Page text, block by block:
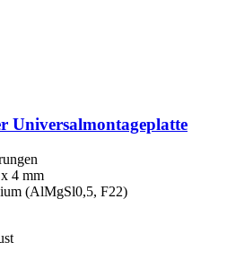
Universalmontageplatte
4 mm
(AlMgSl0,5, F22)